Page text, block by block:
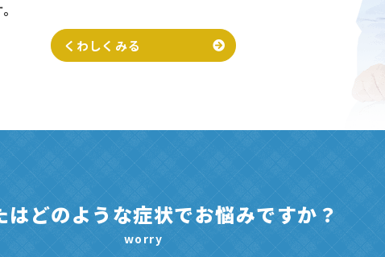
くわしくみる
はどのような症状でお悩みですか？
worry